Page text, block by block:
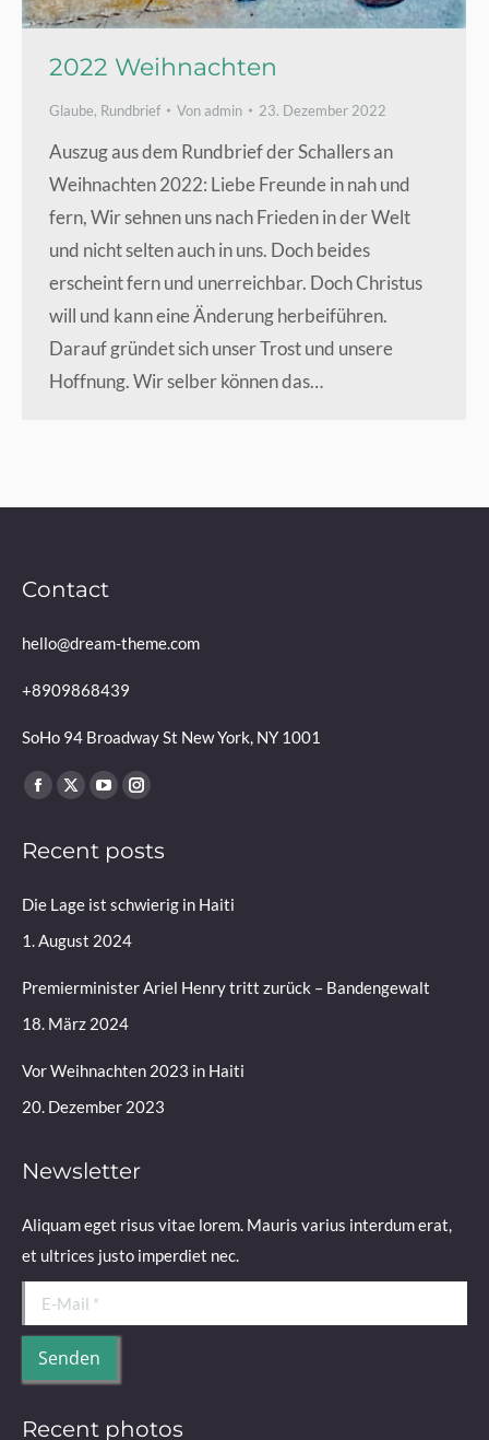
2022 Weihnachten
Glaube, Rundbrief Vonadmin 23. Dezember 2022
Auszug aus dem Rundbrief der Schallers an
Weihnachten 2022: Liebe Freunde in nah und
fern, Wir sehnen uns nach Frieden in der Welt
und nicht selten auch in uns. Doch beides
erscheint fern und unerreichbar. Doch Christus
will und kann eine Änderung herbeiführen.
Darauf gründet sich unser Trost und unsere
Hoffnung. Wir selber können das…
Contact
hello@dream-theme.com
+8909868439
SoHo 94 Broadway St New York, NY 1001
Finden Sie uns auf:
Facebook
opens
new
window
X
opens
new
window
YouTube
opens
new
window
Instagram
opens
new
Recent posts
Die Lage ist schwierig in Haiti
1. August 2024
Premierminister Ariel Henry tritt zurück – Bandengewalt
18. März 2024
Vor Weihnachten 2023 in Haiti
20. Dezember 2023
Newsletter
Aliquam eget risus vitae lorem. Mauris varius interdum erat,
et ultrices justo imperdiet nec.
E-Mail *
Senden
Recent photos